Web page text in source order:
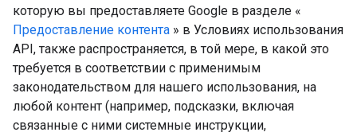
которую вы предоставляете Google в разделе «
Предоставление контента » в Условиях использования
API, также распространяется, в той мере, в какой это
требуется в соответствии с применимым
законодательством для нашего использования, на
любой контент (например, подсказки, включая
связанные с ними системные инструкции,